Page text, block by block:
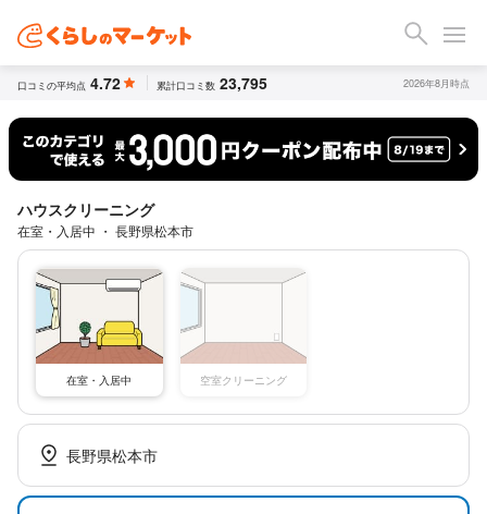
口コミの平均点 4.72 累計口コミ数 23,795 2026年8月時点
ハウスクリーニング
在室・入居中 ・ 長野県松本市
在室・入居中 空室クリーニング
長野県松本市